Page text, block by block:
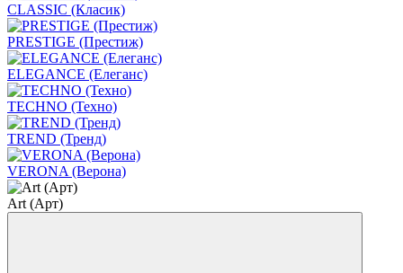
CLASSIC (Класик)
PRESTIGE (Престиж)
ELEGANCE (Елеганс)
TECHNO (Техно)
TREND (Тренд)
VERONA (Верона)
Art (Арт)